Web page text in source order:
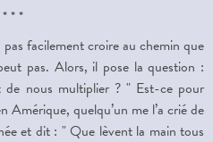
* * *
facilement croire au chemin que
pas. Alors, il pose la question :
nous multiplier ? " Est-ce pour
Amérique, quelqu’un me l’a crié de
et dit : " Que lèvent la main tous